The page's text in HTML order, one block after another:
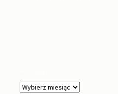
Archiwa